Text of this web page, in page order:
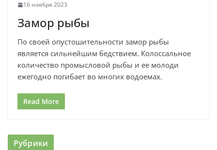
16 ноября 2023
Замор рыбы
По своей опустошительности замор рыбы
является сильнейшим бедствием. Колоссальное
количество промысловой рыбы и ее молоди
ежегодно погибает во многих водоемах.
Read More
Рубрики